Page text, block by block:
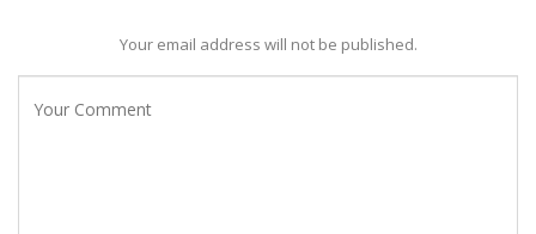
Your email address will not be published.